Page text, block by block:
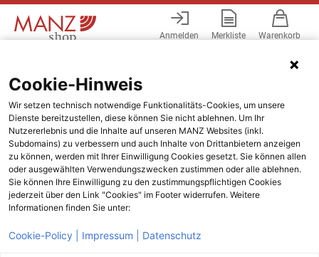
Anmelden Merkliste Warenkorb
Cookie-Hinweis
Wir setzen technisch notwendige Funktionalitäts-Cookies, um unsere
Dienste bereitzustellen, diese können Sie nicht ablehnen. Um Ihr
Nutzererlebnis und die Inhalte auf unseren MANZ Websites (inkl.
Subdomains) zu verbessern und auch Inhalte von Drittanbietern anzeigen
zu können, werden mit Ihrer Einwilligung Cookies gesetzt. Sie können allen
oder ausgewählten Verwendungszwecken zustimmen oder alle ablehnen.
Sie können Ihre Einwilligung zu den zustimmungspflichtigen Cookies
jederzeit über den Link "Cookies" im Footer widerrufen. Weitere
Informationen finden Sie unter:
Cookie-Policy | Impressum | Datenschutz